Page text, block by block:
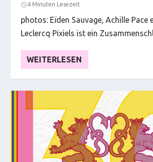
4 Minuten Lesezeit
photos: Eïden Sauvage, Achille Pace
Leclercq Pixiels ist ein
WEITERLESEN